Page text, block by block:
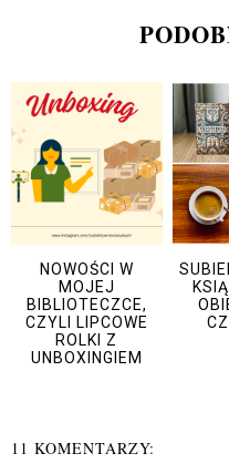
NOWOŚCI W
MOJEJ
BIBLIOTECZCE,
CZYLI LIPCOWE
ROLKI Z
UNBOXINGIEM
11 KOMENTARZY: